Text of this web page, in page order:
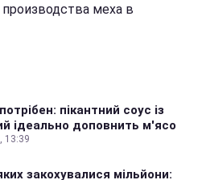
меха в
пікантний соус із
ідеально доповнить м'ясо
13:39
закохувалися мільйони: